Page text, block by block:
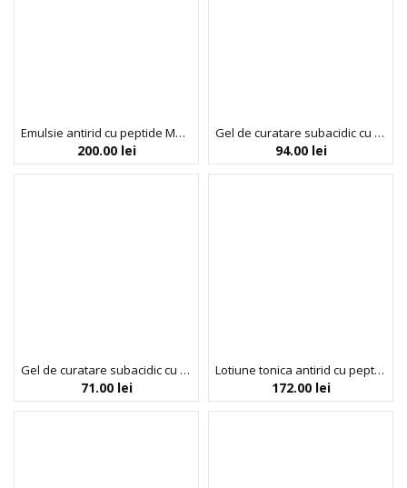
Emulsie antirid cu peptide MGF pentru hidratarea tenului, Bueno, 100 ml
200.00 lei
Gel de curatare subacidic cu petale de trandafir, pentru controlul sebumului, Pure Moonlight Rose Floral Cleanser, Bueno, 150 ml
94.00 lei
Gel de curatare subacidic cu petale de trandafir, pentru controlul sebumului, Pure Moonlight Rose Floral Cleanser, Bueno, 80 ml
71.00 lei
Lotiune tonica antirid cu peptide MGF, pentru hidratare, Bueno, 100 ml
172.00 lei